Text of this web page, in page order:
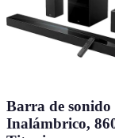
Barra de
Inalámbrico,